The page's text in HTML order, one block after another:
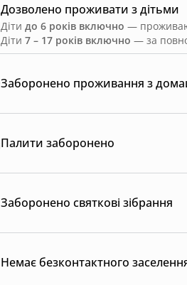
Заборонено проживання з
Дозволено проживати з дітьми
Діти до 6 років включно —
Діти 7 – 17 років включно — за
Палити заборонено
Заборонено святкові зібрання
Немає безконтактного